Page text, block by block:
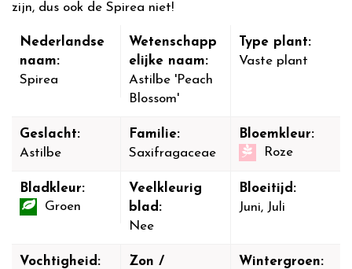
zijn, dus ook de Spirea niet!
Nederlandse
naam:
Spirea
Wetenschapp
elijke naam:
Astilbe 'Peach
Blossom'
Type plant:
Vaste plant
Geslacht:
Astilbe
Familie:
Saxifragaceae
Bloemkleur:
Roze
Bladkleur:
Groen
Veelkleurig
blad:
Nee
Bloeitijd:
Juni, Juli
Vochtigheid:
Zon /
Wintergroen: